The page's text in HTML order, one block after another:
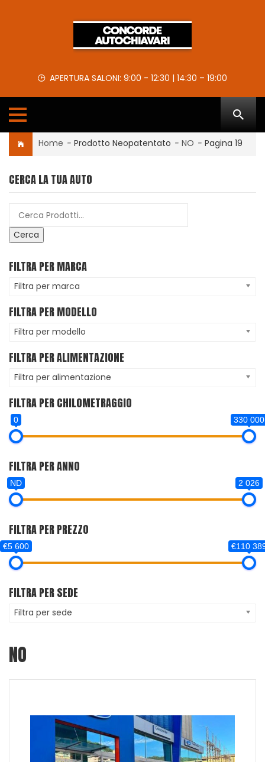
APERTURA SALONI: 9:00 - 12:30 | 14:30 – 19:00
Home - Prodotto Neopatentato - NO - Pagina 19
CERCA LA TUA AUTO
Cerca
FILTRA PER MARCA
Filtra per marca
FILTRA PER MODELLO
Filtra per modello
FILTRA PER ALIMENTAZIONE
Filtra per alimentazione
FILTRA PER CHILOMETRAGGIO
0 330 000
FILTRA PER ANNO
ND 2 026
FILTRA PER PREZZO
€5 600 €110
FILTRA PER SEDE
Filtra per sede
NO